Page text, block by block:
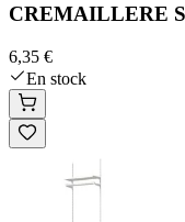
CREMAILLERE
6,35 €
En stock